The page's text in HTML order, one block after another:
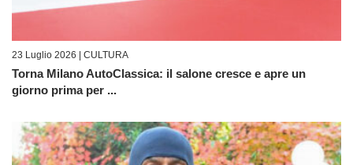
23 Luglio 2026 | CULTURA
Torna Milano AutoClassica: il salone cresce e apre un
giorno prima per ...